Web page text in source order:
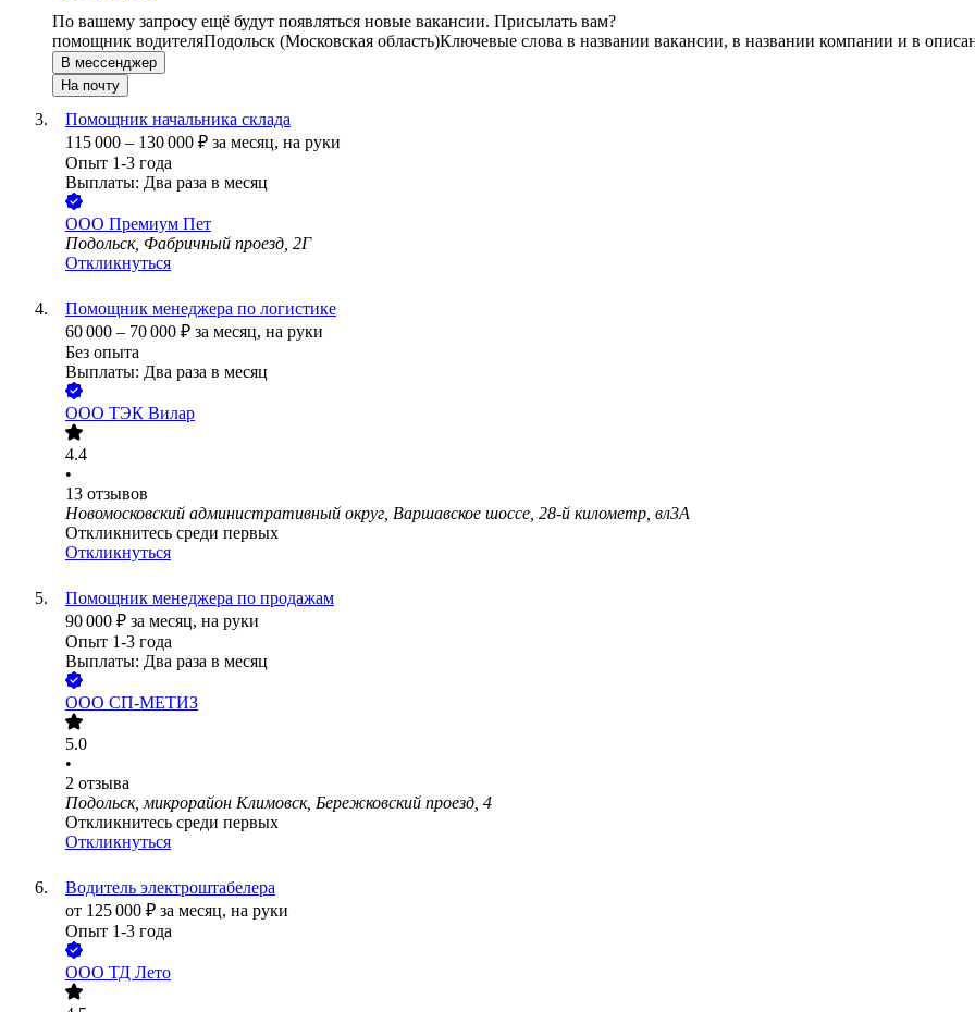
По вашему запросу ещё будут появляться новые вакансии. Присылать вам?
помощник водителяПодольск (Московская область)Ключевые слова в названии вакансии, в названии компании и в
В мессенджер
На почту
Помощник начальника склада
115 000 – 130 000 ₽ за месяц, на руки
Опыт 1-3 года
Выплаты: Два раза в месяц
ООО Премиум Пет
Подольск, Фабричный проезд, 2Г
Откликнуться
Помощник менеджера по логистике
60 000 – 70 000 ₽ за месяц, на руки
Без опыта
Выплаты: Два раза в месяц
ООО ТЭК Вилар
4.4
•
13 отзывов
Новомосковский административный округ, Варшавское шоссе, 28-й километр, вл3А
Откликнитесь среди первых
Откликнуться
Помощник менеджера по продажам
90 000 ₽ за месяц, на руки
Опыт 1-3 года
Выплаты: Два раза в месяц
ООО СП-МЕТИЗ
5.0
•
2 отзыва
Подольск, микрорайон Климовск, Бережковский проезд, 4
Откликнитесь среди первых
Откликнуться
Водитель электроштабелера
от 125 000 ₽ за месяц, на руки
Опыт 1-3 года
ООО ТД Лето